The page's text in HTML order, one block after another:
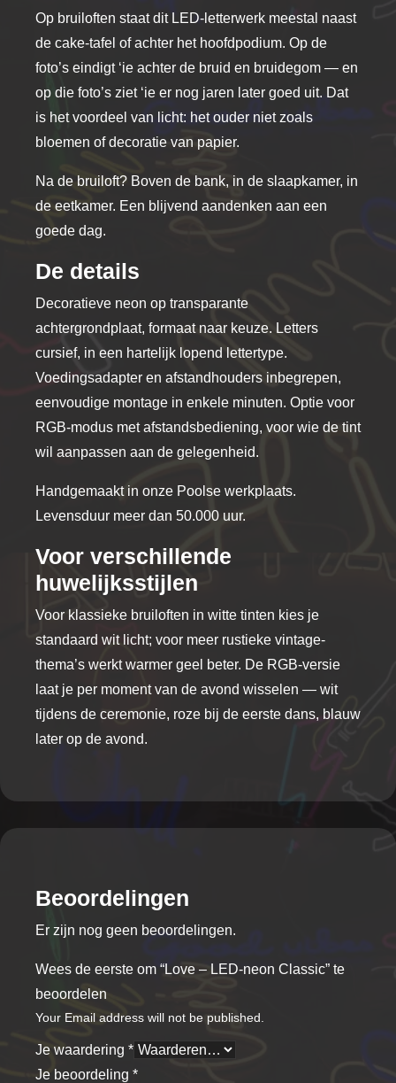
productpagina
de
productpagina
Op bruiloften staat dit LED-letterwerk meestal naast
de cake-tafel of achter het hoofdpodium. Op de
foto’s eindigt ‘ie achter de bruid en bruidegom — en
op die foto’s ziet ‘ie er nog jaren later goed uit. Dat
is het voordeel van licht: het ouder niet zoals
bloemen of decoratie van papier.
Na de bruiloft? Boven de bank, in de slaapkamer, in
de eetkamer. Een blijvend aandenken aan een
goede dag.
De details
Decoratieve neon op transparante
achtergrondplaat, formaat naar keuze. Letters
cursief, in een hartelijk lopend lettertype.
Voedingsadapter en afstandhouders inbegrepen,
eenvoudige montage in enkele minuten. Optie voor
RGB-modus met afstandsbediening, voor wie de tint
wil aanpassen aan de gelegenheid.
Handgemaakt in onze Poolse werkplaats.
Levensduur meer dan 50.000 uur.
Voor verschillende
huwelijksstijlen
Voor klassieke bruiloften in witte tinten kies je
standaard wit licht; voor meer rustieke vintage-
thema’s werkt warmer geel beter. De RGB-versie
laat je per moment van de avond wisselen — wit
tijdens de ceremonie, roze bij de eerste dans, blauw
later op de avond.
Beoordelingen
Er zijn nog geen beoordelingen.
Wees de eerste om “Love – LED-neon Classic” te
beoordelen
Your Email address will not be published.
Je waardering *
Je beoordeling *